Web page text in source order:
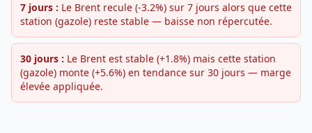
7 jours : Le Brent recule (-3.2%) sur 7 jours alors que cette
station (gazole) reste stable — baisse non répercutée.
30 jours : Le Brent est stable (+1.8%) mais cette station
(gazole) monte (+5.6%) en tendance sur 30 jours — marge
élevée appliquée.